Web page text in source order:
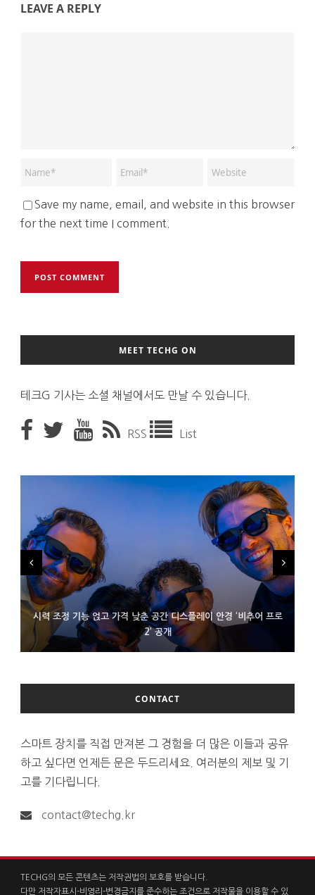
LEAVE A REPLY
Save my name, email, and website in this browser
for the next time I comment.
MEET TECHG ON
테크G 기사는 소셜 채널에서도 만날 수 있습니다.
RSS List
시력 조정 기능 얹고 가격 낮춘 공간 디스플레이 안경 ‘비추어 프로
2’ 공개
D램 부족에 10억달러어치 아이폰18 프로세서 패키징 대기 중
300~400달러 반지형 스피커 준비하는 오픈AI
CONTACT
스마트 장치를 직접 만져본 그 경험을 더 많은 이들과 공유
하고 싶다면 언제든 문은 두드리세요. 여러분의 제보 및 기
고를 기다립니다.
contact@techg.kr
TECHG의 모든 콘텐츠는 저작권법의 보호를 받습니다.
다만 저작자표시-비영리-변경금지를 준수하는 조건으로 저작물을 이용할 수 있